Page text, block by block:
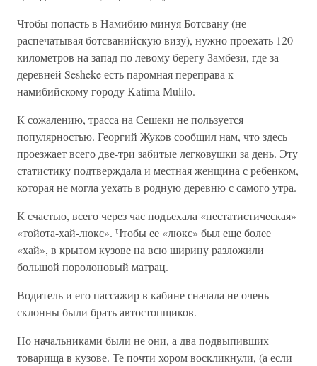
Чтобы попасть в Намибию минуя Ботсвану (не
распечатывая ботсванийскую визу), нужно проехать 120
километров на запад по левому берегу Замбези, где за
деревней Sesheke есть паромная переправа к
намибийскому городу Katima Mulilo.
К сожалению, трасса на Сешеки не пользуется
популярностью. Георгий Жуков сообщил нам, что здесь
проезжает всего две-три забитые легковушки за день. Эту
статистику подтверждала и местная женщина с ребенком,
которая не могла уехать в родную деревню с самого утра.
К счастью, всего через час подъехала «нестатистическая»
«тойота-хай-люкс». Чтобы ее «люкс» был еще более
«хай», в крытом кузове на всю ширину разложили
большой поролоновый матрац.
Водитель и его пассажир в кабине сначала не очень
склонны были брать автостопщиков.
Но начальниками были не они, а два подвыпивших
товарища в кузове. Те почти хором воскликнули, (а если